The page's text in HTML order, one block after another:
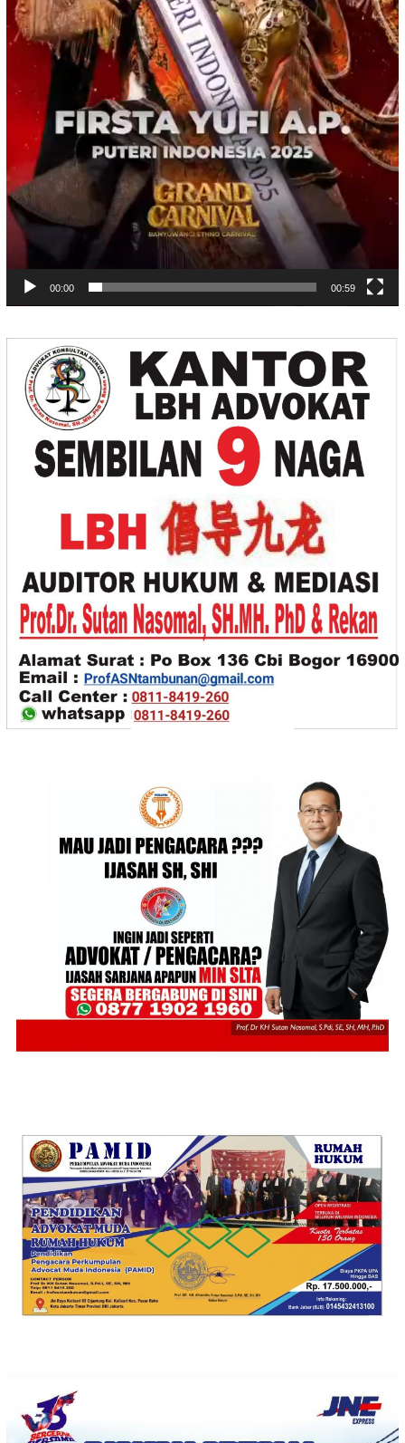
00:00 00:59